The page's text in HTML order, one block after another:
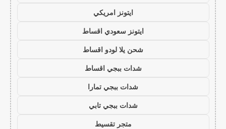
ايتونز امريكي
ايتونز سعودي اقساط
شحن يلا لودو اقساط
شدات ببجي اقساط
شدات ببجي تمارا
شدات ببجي تابي
متجر تقسيط